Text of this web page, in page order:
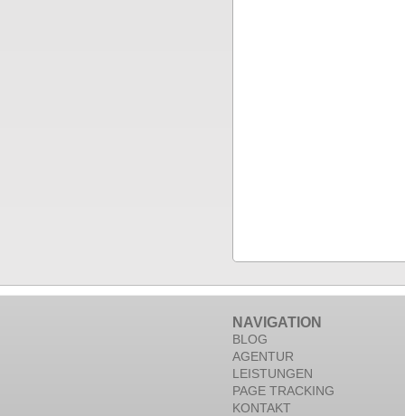
NAVIGATION
BLOG
AGENTUR
LEISTUNGEN
PAGE TRACKING
KONTAKT